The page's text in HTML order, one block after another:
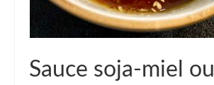
Sauce soja-miel ou